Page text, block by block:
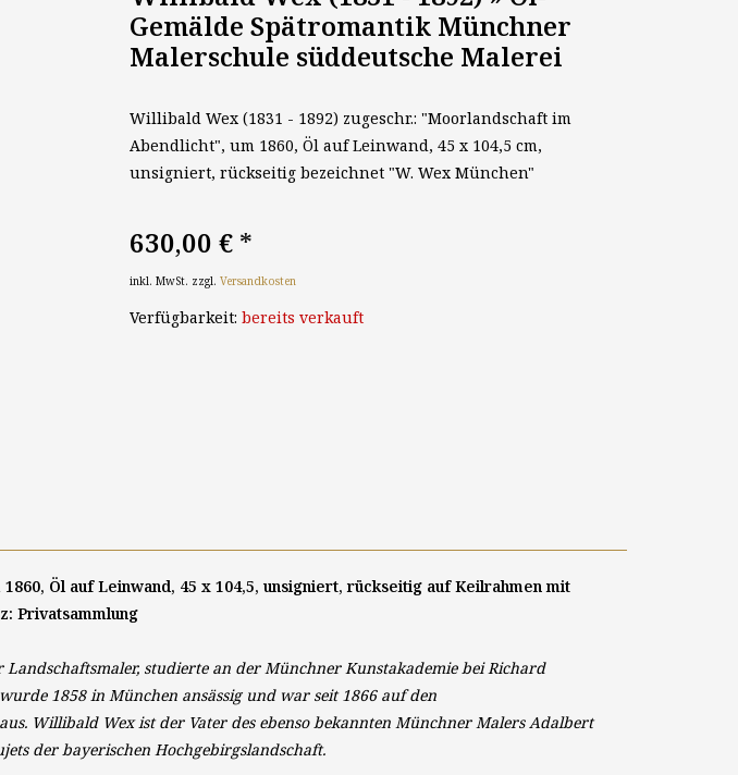
Gemälde Spätromantik Münchner
Malerschule süddeutsche Malerei
Willibald Wex (1831 - 1892) zugeschr.: "Moorlandschaft im
Abendlicht", um 1860, Öl auf Leinwand, 45 x 104,5 cm,
unsigniert, rückseitig bezeichnet "W. Wex München"
630,00 € *
inkl. MwSt. zzgl. Versandkosten
Verfügbarkeit: bereits verkauft
Öl auf Leinwand, 45 x 104,5, unsigniert, rückseitig auf Keilrahmen mit
Privatsammlung
Landschaftsmaler, studierte an der Münchner Kunstakademie bei Richard
1858 in München ansässig und war seit 1866 auf den
Willibald Wex ist der Vater des ebenso bekannten Münchner Malers Adalbert
der bayerischen Hochgebirgslandschaft.